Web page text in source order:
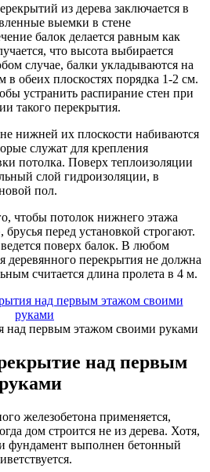
из дерева заключается в
выемки в стене
балок делается равным как
что высота выбирается
случае, балки укладываются на
в обеих плоскостях порядка 1-2 см.
устранить распирание стен при
такого перекрытия.
нижней их плоскости набиваются
служат для крепления
потолка. Поверх теплоизоляции
слой гидроизоляции, в
пол.
чтобы потолок нижнего этажа
брусья перед установкой строгают.
поверх балок. В любом
деревянного перекрытия не должна
считается длина пролета в 4 м.
над первым этажом своими руками
над первым
железобетона применяется,
дом строится не из дерева. Хотя,
фундамент выполнен бетонный